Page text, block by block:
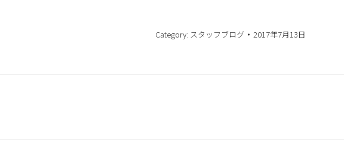
Category: スタッフブログ 2017年7月13日